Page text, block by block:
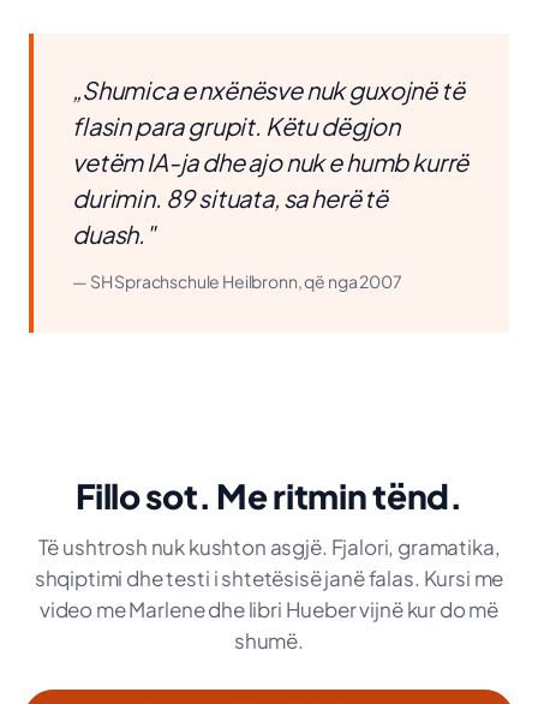
„Shumica e nxënësve nuk guxojnë të
flasin para grupit. Këtu dëgjon
vetëm IA-ja dhe ajo nuk e humb kurrë
durimin. 89 situata, sa herë të
duash."
— SH Sprachschule Heilbronn, që nga 2007
Fillo sot. Me ritmin tënd.
Të ushtrosh nuk kushton asgjë. Fjalori, gramatika,
shqiptimi dhe testi i shtetësisë janë falas. Kursi me
video me Marlene dhe libri Hueber vijnë kur do më
shumë.